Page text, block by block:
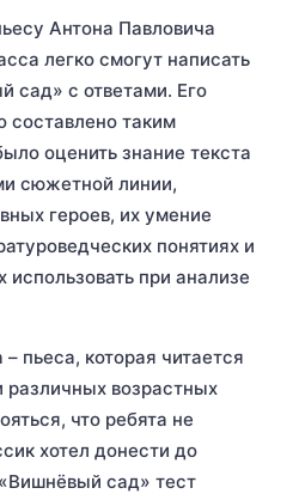
Антона Павловича
легко смогут написать
сад» с ответами. Его
составлено таким
оценить знание текста
сюжетной линии,
героев, их умение
понятиях и
использовать при анализе
пьеса, которая читается
различных возрастных
что ребята не
хотел донести до
сад» тест